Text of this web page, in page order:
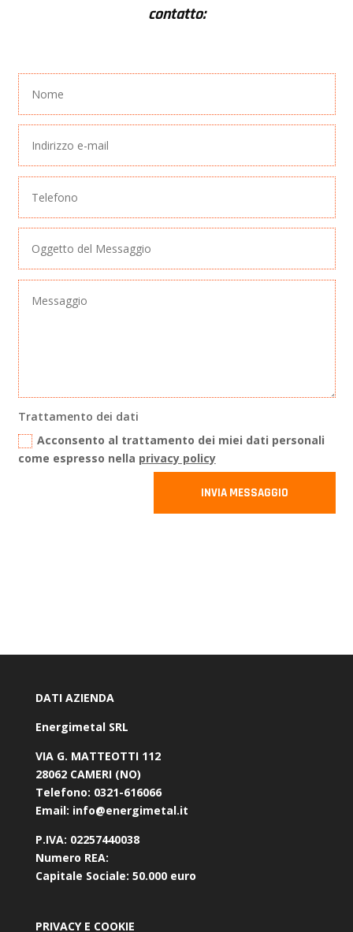
contatto:
Trattamento dei dati
Acconsento al trattamento dei miei dati personali
come espresso nella privacy policy
INVIA MESSAGGIO
DATI AZIENDA
Energimetal SRL
VIA G. MATTEOTTI 112
28062 CAMERI (NO)
Telefono: 0321-616066
Email: info@energimetal.it
P.IVA: 02257440038
Numero REA:
Capitale Sociale: 50.000 euro
PRIVACY E COOKIE